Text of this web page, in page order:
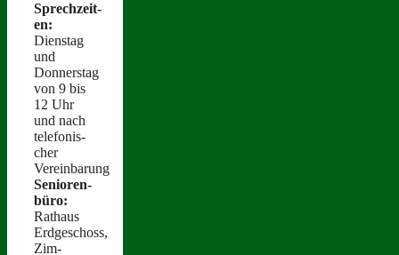
Sprechzeit­
en:
Dien­stag
und
Donnerstag
von 9 bis
12 Uhr
und nach
tele­fonis­
ch­er
Vereinbarung
Senioren­
büro:
Rathaus
Erdgeschoss,
Zim­